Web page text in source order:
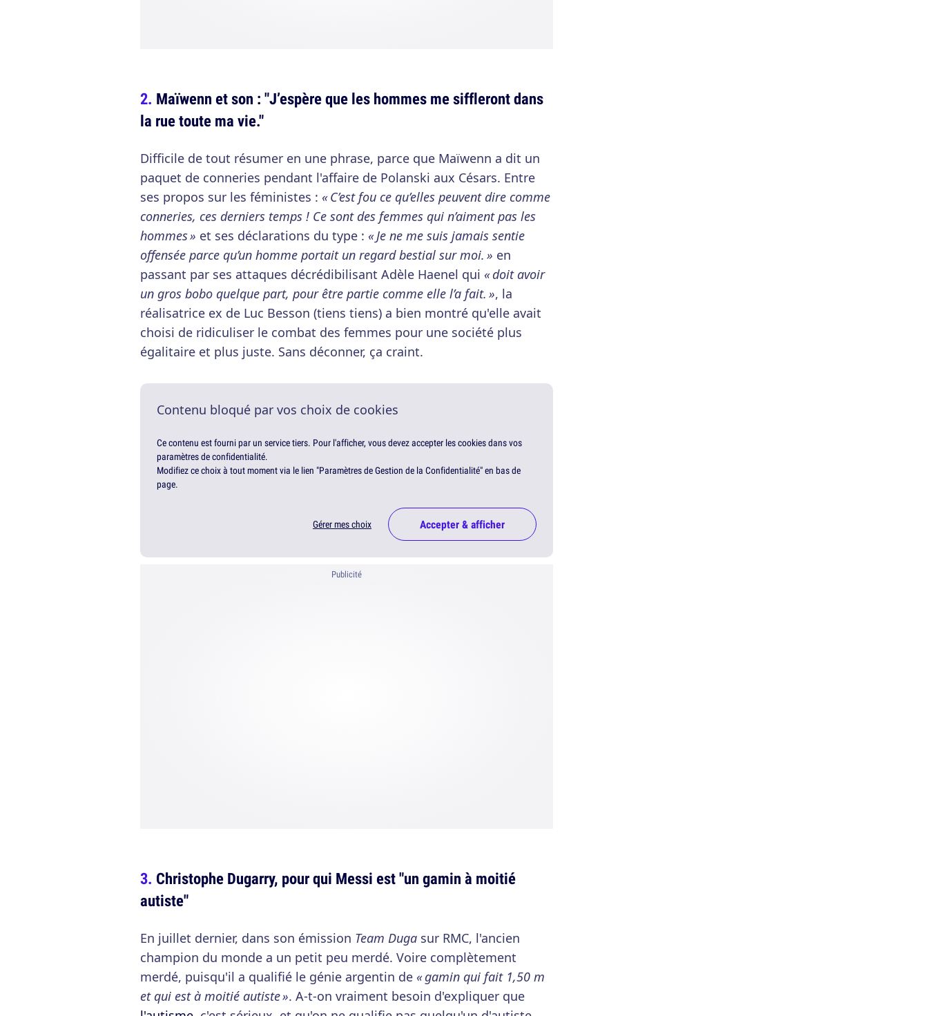
Maïwenn et son : "J’espère que les hommes me siffleront dans
la rue toute ma vie."
Difficile de tout résumer en une phrase, parce que Maïwenn a dit un
paquet de conneries pendant l'affaire de Polanski aux Césars. Entre
ses propos sur les féministes : « C’est fou ce qu’elles peuvent dire comme
conneries, ces derniers temps ! Ce sont des femmes qui n’aiment pas les
hommes » et ses déclarations du type : « Je ne me suis jamais sentie
offensée parce qu’un homme portait un regard bestial sur moi. » en
passant par ses attaques décrédibilisant Adèle Haenel qui « doit avoir
un gros bobo quelque part, pour être partie comme elle l’a fait. », la
réalisatrice ex de Luc Besson (tiens tiens) a bien montré qu'elle avait
choisi de ridiculiser le combat des femmes pour une société plus
égalitaire et plus juste. Sans déconner, ça craint.
Contenu bloqué par vos choix de cookies
Ce contenu est fourni par un service tiers. Pour l'afficher, vous devez accepter les cookies dans vos
paramètres de confidentialité.
Modifiez ce choix à tout moment via le lien "Paramètres de Gestion de la Confidentialité" en bas de
page.
Gérer mes choix Accepter & afficher
Publicité
Christophe Dugarry, pour qui Messi est "un gamin à moitié
autiste"
En juillet dernier, dans son émission Team Duga sur RMC, l'ancien
champion du monde a un petit peu merdé. Voire complètement
merdé, puisqu'il a qualifié le génie argentin de « gamin qui fait 1,50 m
et qui est à moitié autiste ». A-t-on vraiment besoin d'expliquer que